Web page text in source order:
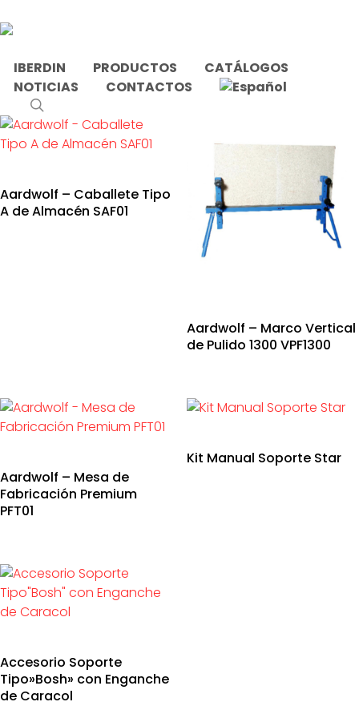
to
content
IBERDIN PRODUCTOS
CATÁLOGOS
NOTICIAS
CONTACTOS
Inicio Productos etiquetados “Apoyo”
Aardwolf – Caballete Tipo
A de Almacén SAF01
Aardwolf – Marco Vertical
de Pulido 1300 VPF1300
Aardwolf – Mesa de
Fabricación Premium
PFT01
Kit Manual Soporte Star
Accesorio Soporte
Tipo»Bosh» con Enganche
de Caracol